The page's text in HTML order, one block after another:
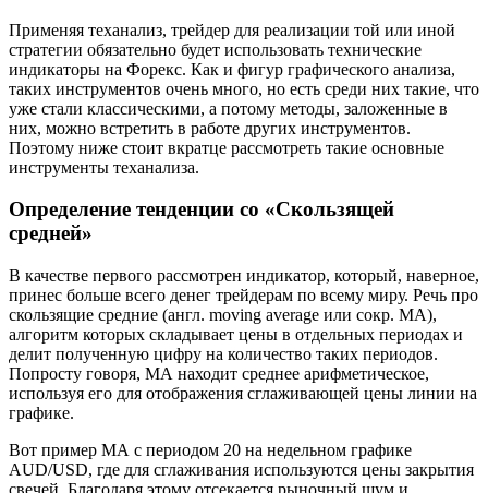
Применяя теханализ, трейдер для реализации той или иной
стратегии обязательно будет использовать технические
индикаторы на Форекс. Как и фигур графического анализа,
таких инструментов очень много, но есть среди них такие, что
уже стали классическими, а потому методы, заложенные в
них, можно встретить в работе других инструментов.
Поэтому ниже стоит вкратце рассмотреть такие основные
инструменты теханализа.
Определение тенденции со «Скользящей
средней»
В качестве первого рассмотрен индикатор, который, наверное,
принес больше всего денег трейдерам по всему миру. Речь про
скользящие средние (англ. moving average или сокр. МА),
алгоритм которых складывает цены в отдельных периодах и
делит полученную цифру на количество таких периодов.
Попросту говоря, МА находит среднее арифметическое,
используя его для отображения сглаживающей цены линии на
графике.
Вот пример МА с периодом 20 на недельном графике
AUD/USD, где для сглаживания используются цены закрытия